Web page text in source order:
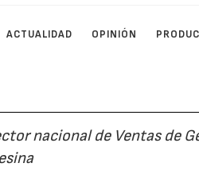
ACTUALIDAD OPINIÓN
nacional de Ventas de